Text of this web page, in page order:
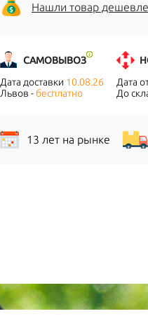
Нашли товар
САМОВЫВОЗ
Дата доставки 10.08.26
Львов -бесплатно
Дата
До
13 лет на рынке